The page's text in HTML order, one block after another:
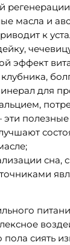
масла и
к
эффект
для
сна,
пола сиять